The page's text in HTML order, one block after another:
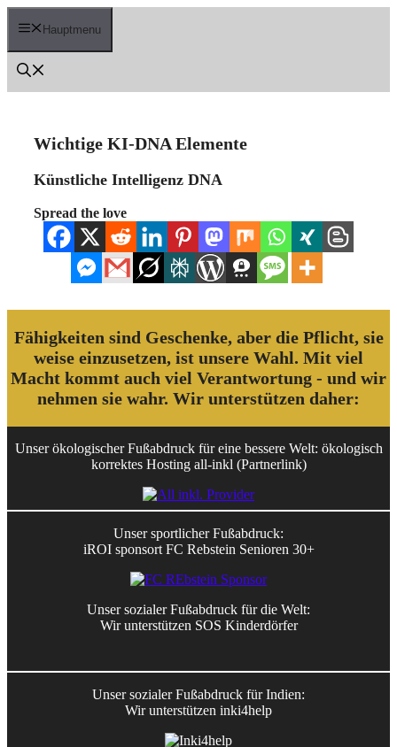
Zum
Inhalt Hauptmenu
Wichtige KI-DNA Elemente
Künstliche Intelligenz DNA
Spread the love
Fähigkeiten sind Geschenke, aber die Pflicht, sie
weise einzusetzen, ist unsere Wahl. Mit viel
Macht kommt auch viel Verantwortung - und wir
nehmen sie wahr. Wir unterstützen daher:
Unser ökologischer Fußabdruck für eine bessere Welt: ökologisch
korrektes Hosting all-inkl (Partnerlink)
Unser sportlicher Fußabdruck:
iROI sponsort FC Rebstein Senioren 30+
Unser sozialer Fußabdruck für die Welt:
Wir unterstützen SOS Kinderdörfer
Unser sozialer Fußabdruck für Indien:
Wir unterstützen inki4help